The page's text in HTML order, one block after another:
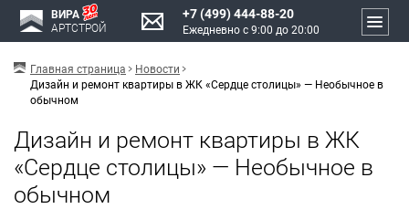
ВИРА
АРТСТРОЙ
+7 (499) 444-88-20
Ежедневно с 9:00 до 20:00
Главная страница
Новости
Дизайн и ремонт квартиры в ЖК «Сердце столицы» — Необычное в
обычном
Дизайн и ремонт квартиры в ЖК
«Сердце столицы» — Необычное в
обычном